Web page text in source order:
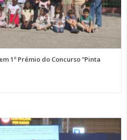
1º Prémio do Concurso “Pinta